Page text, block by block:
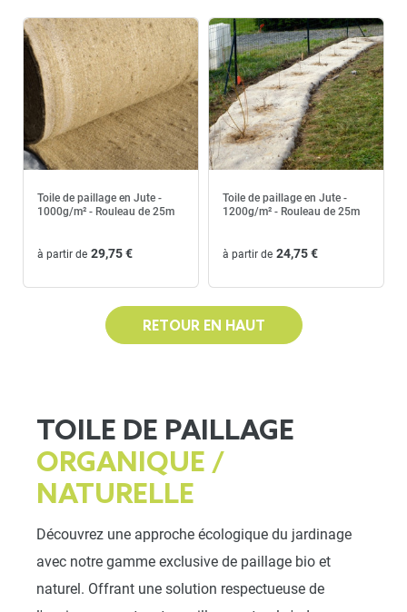
Toile de paillage en Jute -
1000g/m² - Rouleau de 25m
à partir de 29,75 €
Toile de paillage en Jute -
1200g/m² - Rouleau de 25m
à partir de 24,75 €
RETOUR EN HAUT
TOILE DE PAILLAGE
ORGANIQUE /
NATURELLE
Découvrez une approche écologique du jardinage
avec notre gamme exclusive de paillage bio et
naturel. Offrant une solution respectueuse de